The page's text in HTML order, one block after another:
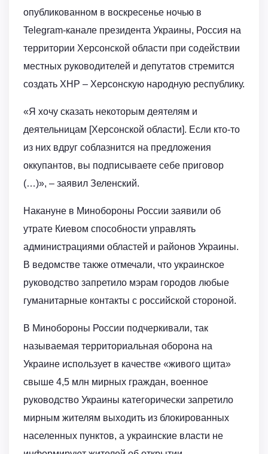
опубликованном в воскресенье ночью в
Telegram-канале президента Украины, Россия на
территории Херсонской области при содействии
местных руководителей и депутатов стремится
создать ХНР – Херсонскую народную республику.
«Я хочу сказать некоторым деятелям и
деятельницам [Херсонской области]. Если кто-то
из них вдруг соблазнится на предложения
оккупантов, вы подписываете себе приговор
(…)», – заявил Зеленский.
Накануне в Минобороны России заявили об
утрате Киевом способности управлять
администрациями областей и районов Украины.
В ведомстве также отмечали, что украинское
руководство запретило мэрам городов любые
гуманитарные контакты с российской стороной.
В Минобороны России подчеркивали, так
называемая территориальная оборона на
Украине использует в качестве «живого щита»
свыше 4,5 млн мирных граждан, военное
руководство Украины категорически запретило
мирным жителям выходить из блокированных
населенных пунктов, а украинские власти не